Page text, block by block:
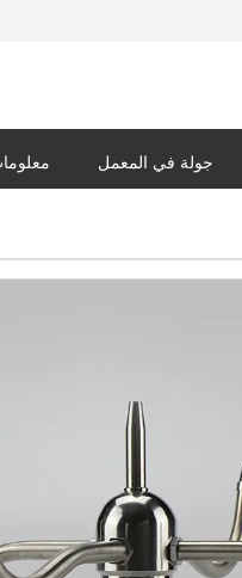
جولة في المعمل